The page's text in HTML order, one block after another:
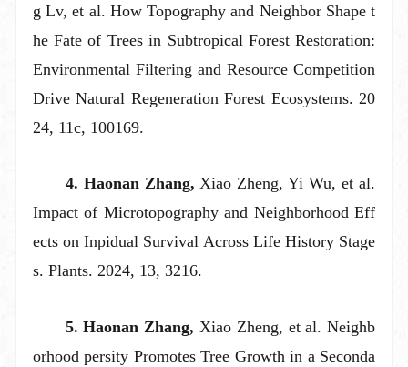
g Lv, et al. How Topography and Neighbor Shape t
he Fate of Trees in Subtropical Forest Restoration:
Environmental Filtering and Resource Competition
Drive Natural Regeneration Forest Ecosystems. 20
24, 11c, 100169.
4. Haonan Zhang, Xiao Zheng, Yi Wu,et al.
Impact of Microtopography and Neighborhood Eff
ects on Inpidual Survival Across Life History Stage
s. Plants. 2024, 13, 3216.
5. Haonan Zhang, Xiao Zheng, et al. Neighb
orhood persity Promotes Tree Growth in a Seconda